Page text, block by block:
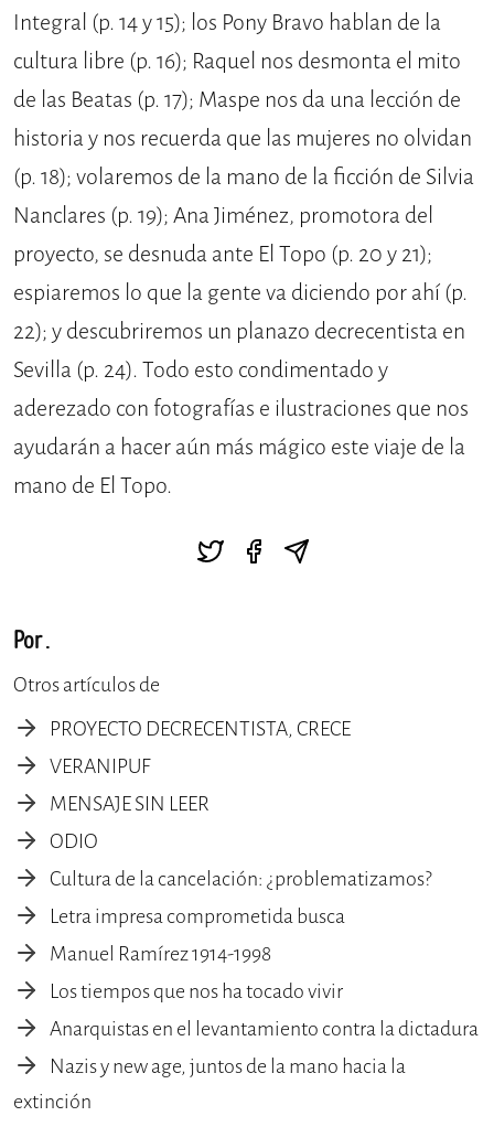
Integral (p. 14 y 15); los Pony Bravo hablan de la
cultura libre (p. 16); Raquel nos desmonta el mito
de las Beatas (p. 17); Maspe nos da una lección de
historia y nos recuerda que las mujeres no olvidan
(p. 18); volaremos de la mano de la ficción de Silvia
Nanclares (p. 19); Ana Jiménez, promotora del
proyecto, se desnuda ante El Topo (p. 20 y 21);
espiaremos lo que la gente va diciendo por ahí (p.
22); y descubriremos un planazo decrecentista en
Sevilla (p. 24). Todo esto condimentado y
aderezado con fotografías e ilustraciones que nos
ayudarán a hacer aún más mágico este viaje de la
mano de El Topo.
Por .
Otros artículos de
PROYECTO DECRECENTISTA, CRECE
VERANIPUF
MENSAJE SIN LEER
ODIO
Cultura de la cancelación: ¿problematizamos?
Letra impresa comprometida busca
Manuel Ramírez 1914-1998
Los tiempos que nos ha tocado vivir
Anarquistas en el levantamiento contra la dictadura
Nazis y new age, juntos de la mano hacia la
extinción